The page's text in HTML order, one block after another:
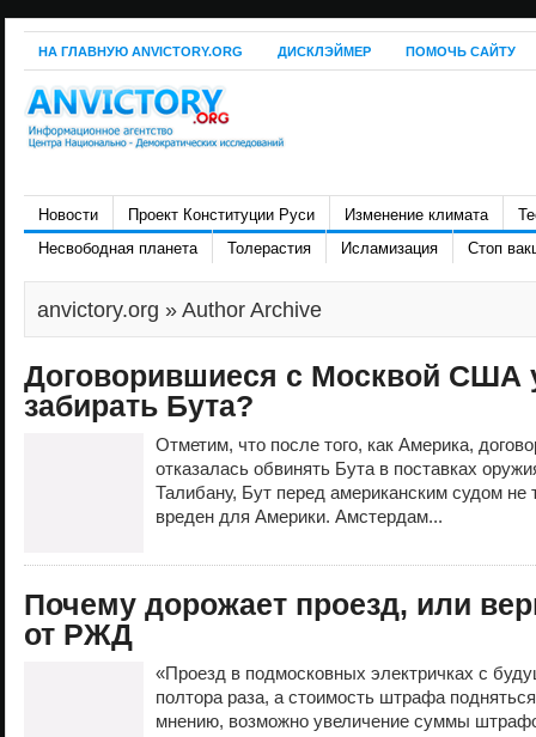
НА ГЛАВНУЮ ANVICTORY.ORG ДИСКЛЭЙМЕР ПОМОЧЬ САЙТУ
Новости Проект Конституции Руси Изменение климата
Несвободная планета
Толерастия Исламизация Стоп
anvictory.org » Author Archive
Договорившиеся с Москвой США
забирать Бута?
Отметим, что после того, как Америка,
отказалась обвинять Бута в поставках
Талибану, Бут перед американским судом не
вреден для Америки. Амстердам...
Почему дорожает проезд, или
от РЖД
«Проезд в подмосковных электричках с
полтора раза, а стоимость штрафа
мнению, возможно увеличение суммы